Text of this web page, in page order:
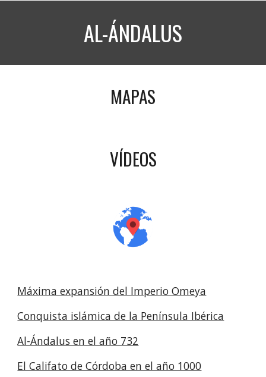
AL-ÁNDALUS
MAPAS
VÍDEOS
Máxima expansión del Imperio Omeya
Conquista islámica de la Península Ibérica
Al-Ándalus en el año 732
El Califato de Córdoba en el año 1000